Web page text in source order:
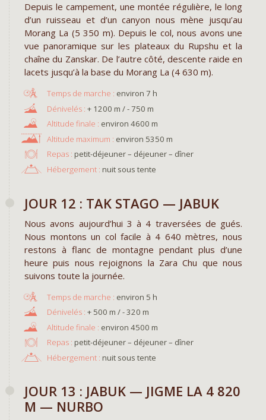
Depuis le campement, une montée régulière, le long
d’un ruisseau et d’un canyon nous mène jusqu’au
Morang La (5 350 m). Depuis le col, nous avons une
vue panoramique sur les plateaux du Rupshu et la
chaîne du Zanskar. De l’autre côté, descente raide en
lacets jusqu’à la base du Morang La (4 630 m).
environ 7 h
+ 1200 m / - 750 m
environ 4600 m
environ 5350 m
Repas : petit-déjeuner – déjeuner – dîner
Hébergement : nuit sous tente
JOUR 12 : TAK STAGO — JABUK
Nous avons aujourd’hui 3 à 4 traversées de gués.
Nous montons un col facile à 4 640 mètres, nous
restons à flanc de montagne pendant plus d’une
heure puis nous rejoignons la Zara Chu que nous
suivons toute la journée.
environ 5 h
+ 500 m / - 320 m
environ 4500 m
Repas : petit-déjeuner – déjeuner – dîner
Hébergement : nuit sous tente
JOUR 13 : JABUK — JIGME LA 4 820
M — NURBO